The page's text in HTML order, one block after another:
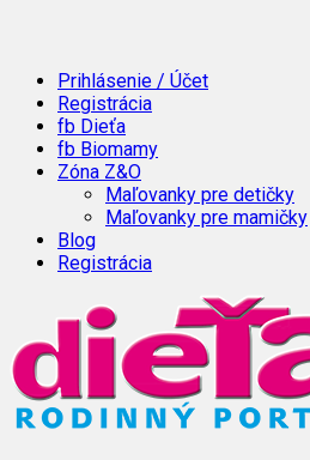
Prihlásenie / Účet
Registrácia
fb Dieťa
fb Biomamy
Zóna Z&O
Maľovanky pre detičky
Maľovanky pre mamičky
Blog
Registrácia